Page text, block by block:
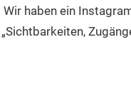
haben ein